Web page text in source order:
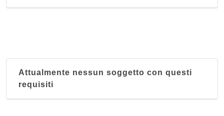
Attualmente nessun soggetto con questi
requisiti